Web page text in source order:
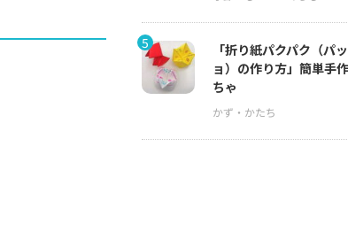
5
「折り紙パクパク（パ
ョ）の作り方」簡単手
ちゃ